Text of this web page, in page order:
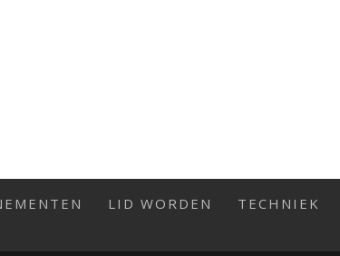
LID WORDEN TECHNIEK